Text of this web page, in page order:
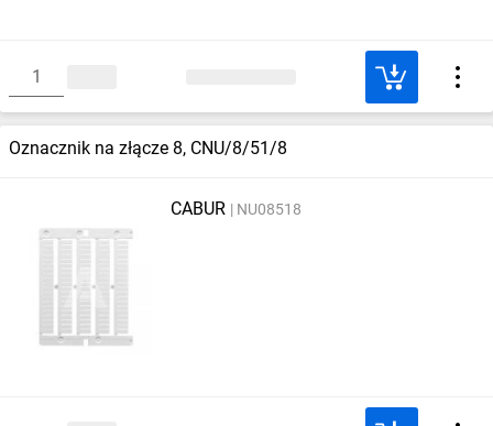
Oznacznik na złącze 8, CNU/8/51/8
CABUR NU08518